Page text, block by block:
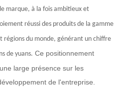
marque, à la fois ambitieux et
réussi des produits de la gamme
régions du monde, générant un chiffre
de yuans. Ce positionnement
large présence sur les
de l'entreprise.